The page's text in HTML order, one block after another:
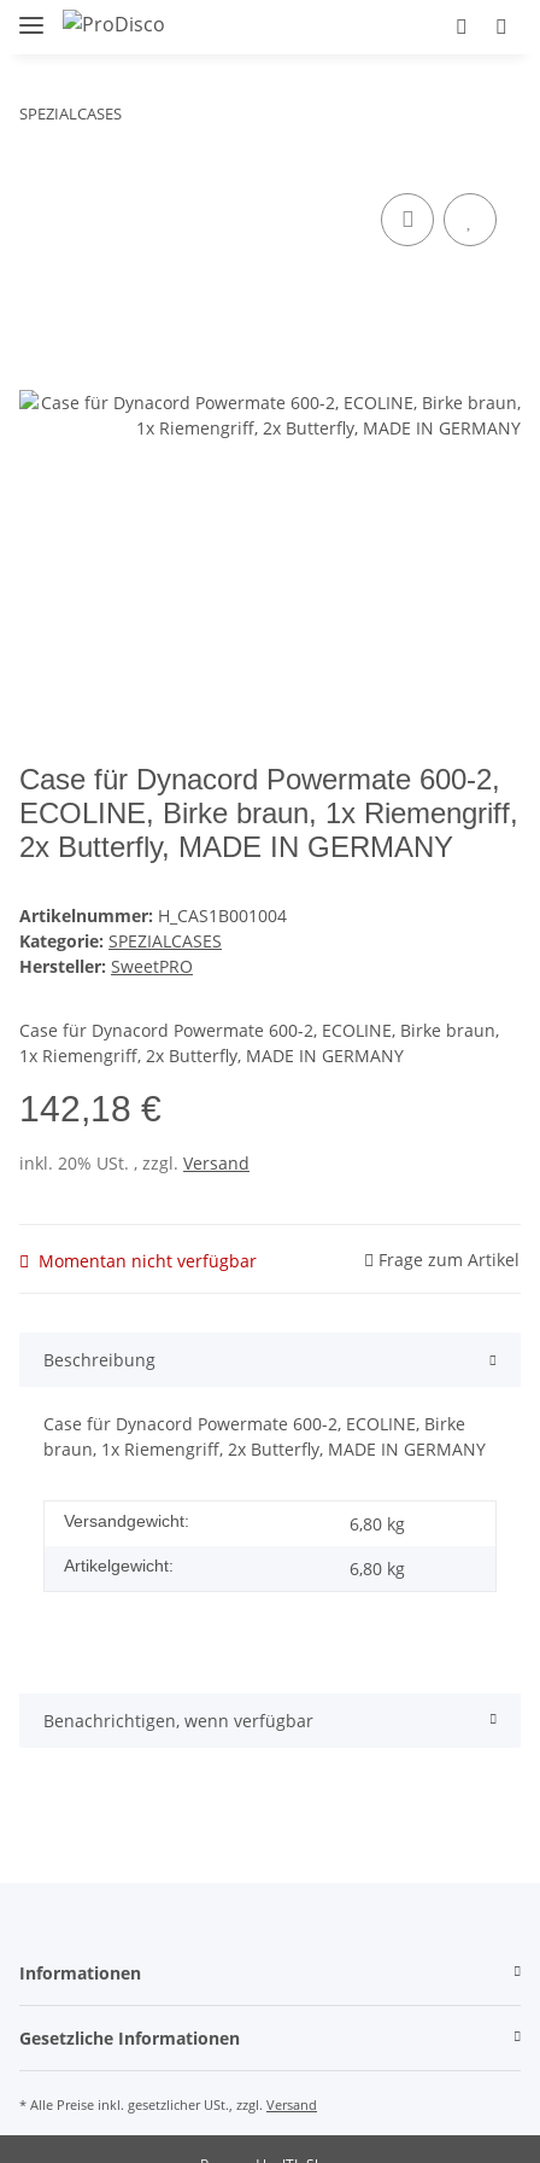
SPEZIALCASES
Case für Dynacord Powermate 600-2,
ECOLINE, Birke braun, 1x Riemengriff,
2x Butterfly, MADE IN GERMANY
Artikelnummer: H_CAS1B001004
Kategorie: SPEZIALCASES
Hersteller: SweetPRO
Case für Dynacord Powermate 600-2, ECOLINE, Birke braun,
1x Riemengriff, 2x Butterfly, MADE IN GERMANY
142,18 €
inkl. 20% USt. , zzgl. Versand
Momentan nicht verfügbar Frage zum Artikel
Beschreibung
Case für Dynacord Powermate 600-2, ECOLINE, Birke
braun, 1x Riemengriff, 2x Butterfly, MADE IN GERMANY
Versandgewicht: 6,80 kg
Artikelgewicht: 6,80 kg
Benachrichtigen, wenn verfügbar
Informationen
Gesetzliche Informationen
* Alle Preise inkl. gesetzlicher USt., zzgl. Versand